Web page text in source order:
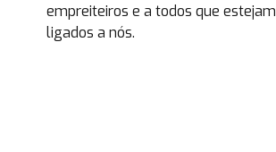
empreiteiros e a todos que estejam
ligados a nós.